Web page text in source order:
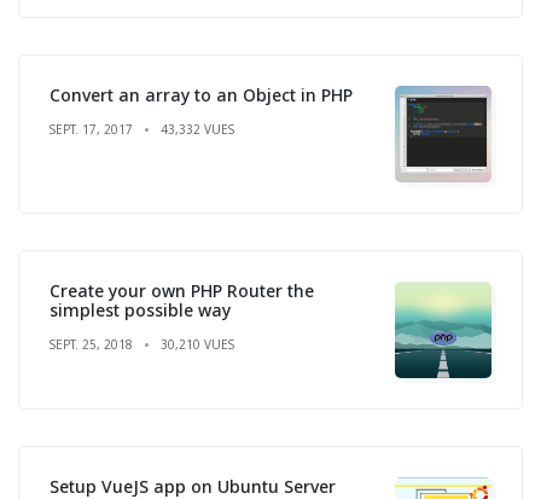
Convert an array to an Object in PHP
SEPT. 17, 2017 43,332 VUES
Create your own PHP Router the
simplest possible way
SEPT. 25, 2018 30,210 VUES
Setup VueJS app on Ubuntu Server